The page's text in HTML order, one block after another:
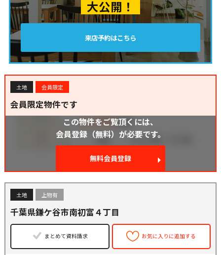
大公開！
来店予約はこちら
土地 会員限定
会員限定物件です
この物件をご覧頂くには、
会員登録（無料）が必要です。
無料会員登録
土地 上物有
千葉県鎌ケ谷市南初富４丁目
まとめて資料請求 お気に入りに追加する